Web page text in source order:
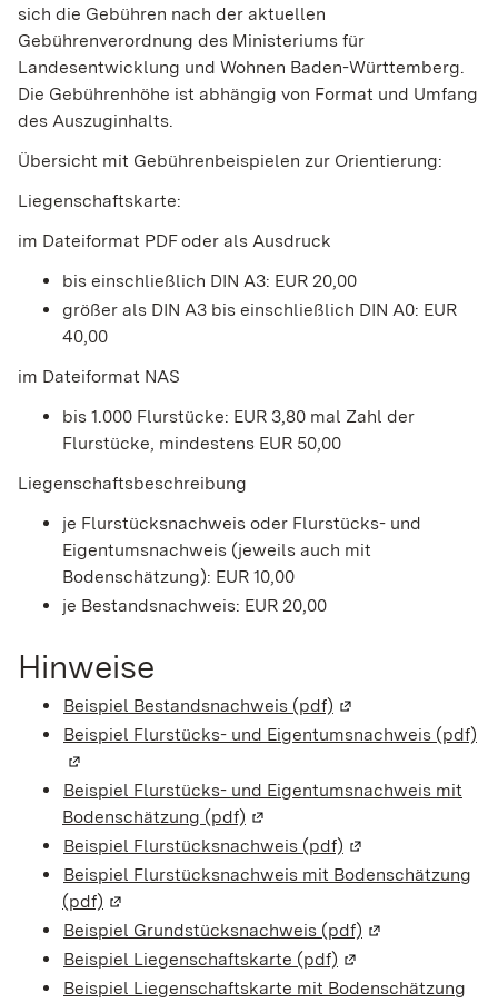
sich die Gebühren nach der aktuellen
Gebührenverordnung des Ministeriums für
Landesentwicklung und Wohnen Baden-Württemberg.
Die Gebührenhöhe ist abhängig von Format und Umfang
des Auszuginhalts.
Übersicht mit Gebührenbeispielen zur Orientierung:
Liegenschaftskarte:
im Dateiformat PDF oder als Ausdruck
bis einschließlich DIN A3: EUR 20,00
größer als DIN A3 bis einschließlich DIN A0: EUR
40,00
im Dateiformat NAS
bis 1.000 Flurstücke: EUR 3,80 mal Zahl der
Flurstücke, mindestens EUR 50,00
Liegenschaftsbeschreibung
je Flurstücksnachweis oder Flurstücks- und
Eigentumsnachweis (jeweils auch mit
Bodenschätzung): EUR 10,00
je Bestandsnachweis: EUR 20,00
Hinweise
Beispiel Bestandsnachweis (pdf) (Wird in einem
Beispiel Flurstücks- und Eigentumsnachweis (pdf)
Beispiel Flurstücks- und Eigentumsnachweis mit
Bodenschätzung (pdf) (Wird in einem neuen
Beispiel Flurstücksnachweis (pdf) (Wird in einem
Beispiel Flurstücksnachweis mit Bodenschätzung
(pdf) (Wird in einem neuen Fenster geöffnet)
Beispiel Grundstücksnachweis (pdf) (Wird in einem
Beispiel Liegenschaftskarte (pdf) (Wird in einem
Beispiel Liegenschaftskarte mit Bodenschätzung